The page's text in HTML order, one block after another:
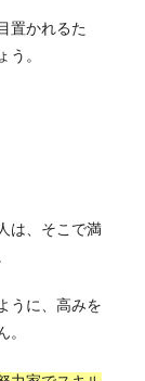
置かれるた
。
は、そこで満
うに、高みを